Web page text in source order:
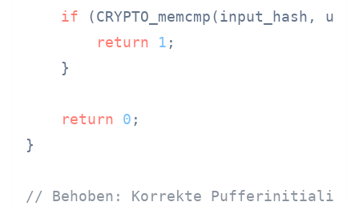
if (CRYPTO_memcmp(input_hash,
return
1 ;
    }
return 0 ;
}
// Behoben: Korrekte